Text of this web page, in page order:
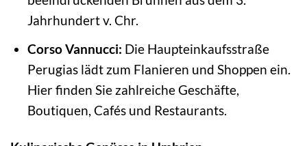
Jahrhundert v. Chr.
Corso Vannucci: Die Haupteinkaufsstraße
Perugias lädt zum Flanieren und Shoppen ein.
Hier finden Sie zahlreiche Geschäfte,
Boutiquen, Cafés und Restaurants.